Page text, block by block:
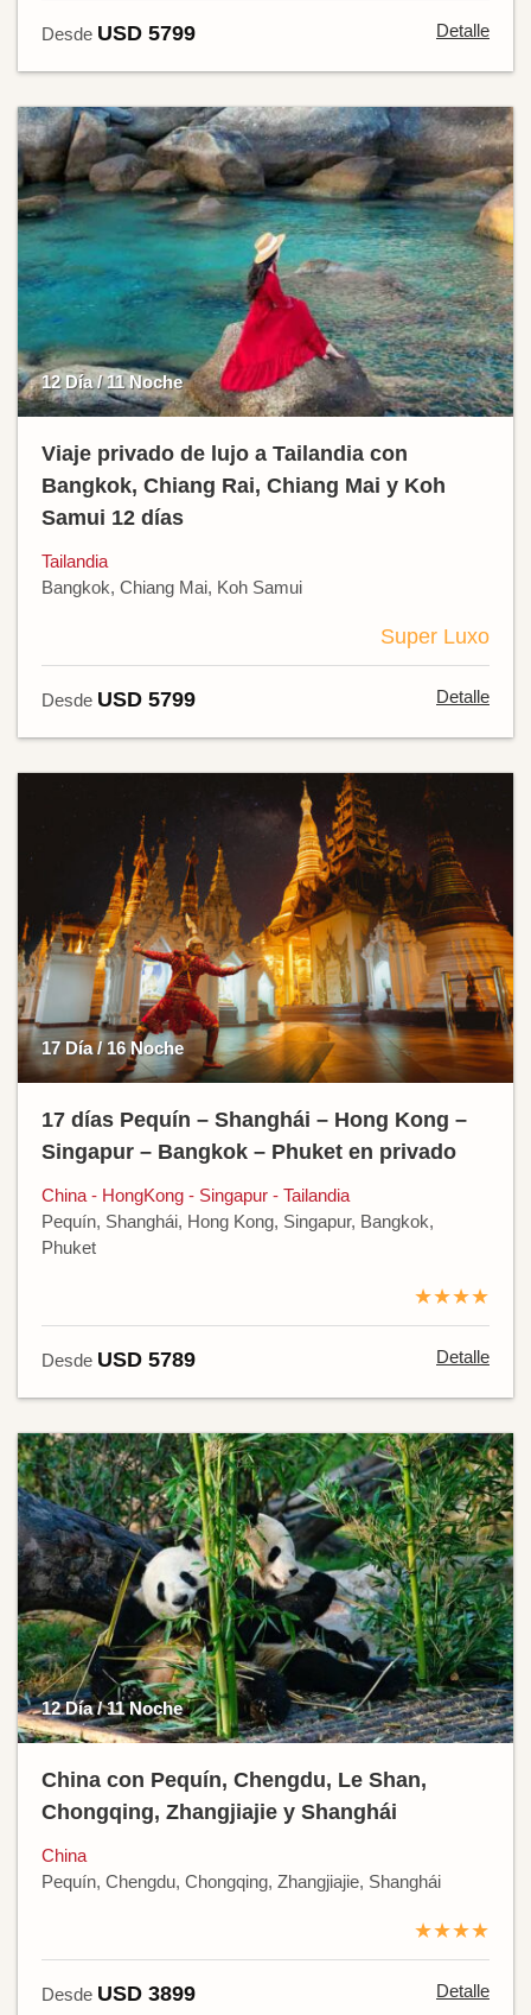
Desde USD 5799 Detalle
12 Día / 11 Noche
Viaje privado de lujo a Tailandia con
Bangkok, Chiang Rai, Chiang Mai y Koh
Samui 12 días
Tailandia
Bangkok, Chiang Mai, Koh Samui
Super Luxo
Desde USD 5799 Detalle
17 Día / 16 Noche
17 días Pequín – Shanghái – Hong Kong –
Singapur – Bangkok – Phuket en privado
China - HongKong - Singapur - Tailandia
Pequín, Shanghái, Hong Kong, Singapur, Bangkok,
Phuket
★★★★
Desde USD 5789 Detalle
12 Día / 11 Noche
China con Pequín, Chengdu, Le Shan,
Chongqing, Zhangjiajie y Shanghái
China
Pequín, Chengdu, Chongqing, Zhangjiajie, Shanghái
★★★★
Desde USD 3899 Detalle